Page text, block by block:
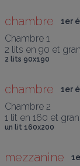
chambre 1er
Chambre 1
2 lits en 90 et
2 lits 90x190
chambre 1er
Chambre 2
1 lit en 160 et
un lit 160x200
mezzanine